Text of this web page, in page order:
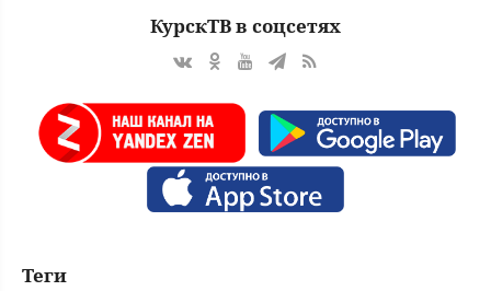
КурскТВ в соцсетях
Теги